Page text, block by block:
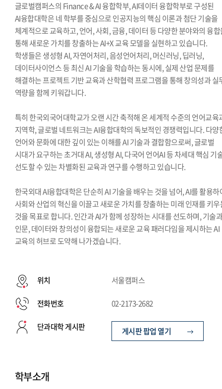
글로벌캠퍼스의 Finance & AI 융합학부, AI데이터 융합학부로 구성된
AI융합대학은 네 학부를 중심으로 인공지능의 핵심 이론과 첨단 기술을
체계적으로 교육하고, 언어, 사회, 금융, 데이터 등 다양한 분야와의 융
통해 새로운 가치를 창출하는 AI+X 교육 모델을 실현하고 있습니다.
학생들은 생성형 AI, 자연어처리, 음성언어처리, 머신러닝, 딥러닝,
데이터사이언스 등 최신 AI 기술을 학습하는 동시에, 실제 산업 문제를
해결하는 프로젝트 기반 교육과 산학협력 프로그램을 통해 창의성과 실
역량을 함께 키워갑니다.
특히 한국외국어대학교가 오랜 시간 축적해 온 세계적 수준의 언어교육
지역학, 글로벌 네트워크는 AI융합대학의 독보적인 경쟁력입니다. 다양
언어와 문화에 대한 깊이 있는 이해를 AI 기술과 결합함으로써, 글로벌
시대가 요구하는 초거대 AI, 생성형 AI, 다국어 언어AI 등 차세대 핵심 기
선도할 수 있는 차별화된 교육과 연구를 수행하고 있습니다.
한국외대 AI융합대학은 단순히 AI 기술을 배우는 것을 넘어, AI를 활용하
사회와 산업의 혁신을 이끌고 새로운 가치를 창출하는 미래 인재를 키
것을 목표로 합니다. 인간과 AI가 함께 성장하는 시대를 선도하며, 기술
인문, 데이터와 창의성이 융합되는 새로운 교육 패러다임을 제시하는 AI
교육의 허브로 도약해 나가겠습니다.
위치 서울캠퍼스
전화번호 02-2173-2682
단과대학 게시판 게시판 팝업 열기
학부소개